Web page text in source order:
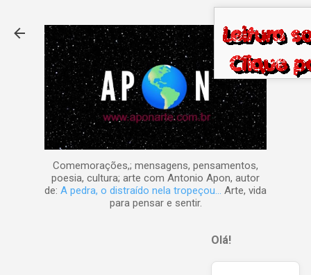
Comemorações,; mensagens, pensamentos,
poesia, cultura; arte com Antonio Apon, autor
de: A pedra, o distraído nela tropeçou... Arte, vida
para pensar e sentir.
Olá!